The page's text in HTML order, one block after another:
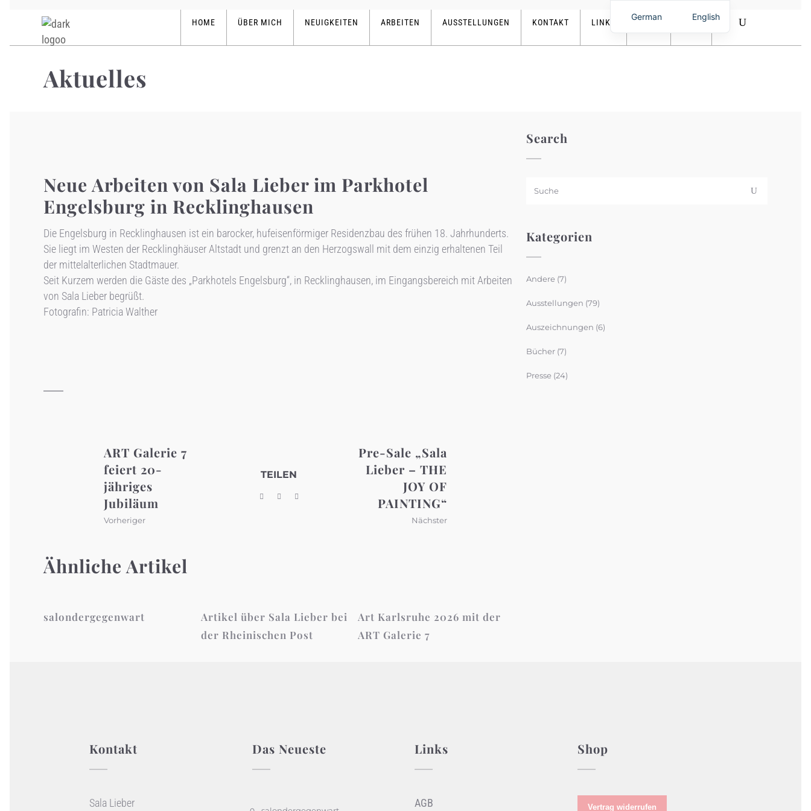
HOME ÜBER MICH NEUIGKEITEN ARBEITEN AUSSTELLUNGEN KONTAKT LINKS SHOP
Aktuelles
Neue Arbeiten von Sala Lieber im Parkhotel
Engelsburg in Recklinghausen
Die Engelsburg in Recklinghausen ist ein barocker, hufeisenförmiger Residenzbau des frühen 18. Jahrhunderts.
Sie liegt im Westen der Recklinghäuser Altstadt und grenzt an den Herzogswall mit dem einzig erhaltenen Teil
der mittelalterlichen Stadtmauer.
Seit Kurzem werden die Gäste des „Parkhotels Engelsburg“, in Recklinghausen, im Eingangsbereich mit Arbeiten
von Sala Lieber begrüßt.
Fotografin: Patricia Walther
ART Galerie 7
feiert 20-
jähriges
Jubiläum
Vorheriger
TEILEN
Pre-Sale „Sala
Lieber – THE
JOY OF
PAINTING“
Nächster
Ähnliche Artikel
salondergegenwart
Artikel über Sala Lieber bei
der Rheinischen Post
Art Karlsruhe 2026 mit der
ART Galerie 7
Search
Kategorien
Andere (7)
Ausstellungen (79)
Auszeichnungen (6)
Bücher(7)
Presse (24)
Kontakt
Sala Lieber
Das Neueste Links
AGB
Shop
Vertrag widerrufen
German English